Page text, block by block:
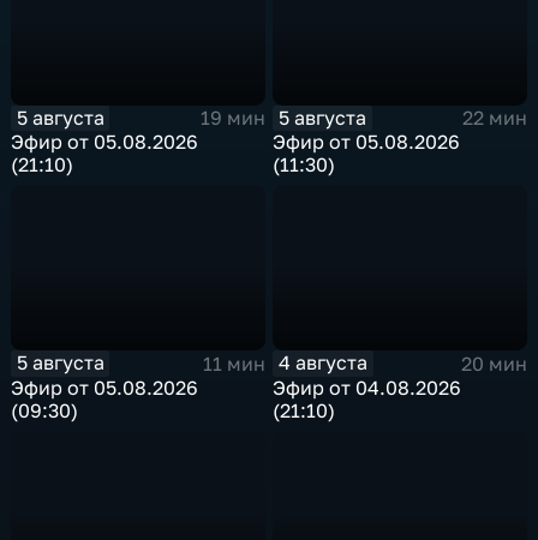
5 августа
19 мин
Эфир от 05.08.2026
(21:10)
5 августа
22 мин
Эфир от 05.08.2026
(11:30)
5 августа
11 мин
Эфир от 05.08.2026
(09:30)
4 августа
20 мин
Эфир от 04.08.2026
(21:10)